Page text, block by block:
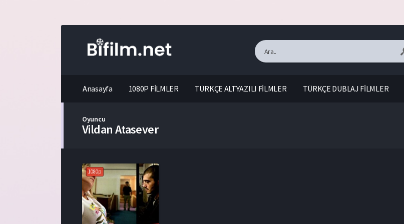
Anasayfa 1080P FİLMLER TÜRKÇE ALTYAZILI FİLMLER TÜRKÇE DUBLAJ FİLMLER
Oyuncu
Vildan Atasever
1080p